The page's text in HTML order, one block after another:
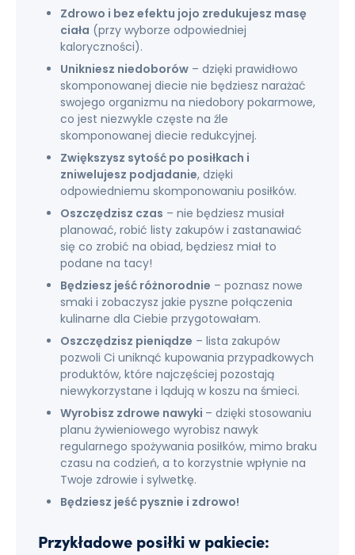
Zdrowo i bez efektu jojo zredukujesz masę
ciała (przy wyborze odpowiedniej
kaloryczności).
Unikniesz niedoborów – dzięki prawidłowo
skomponowanej diecie nie będziesz narażać
swojego organizmu na niedobory pokarmowe,
co jest niezwykle częste na źle
skomponowanej diecie redukcyjnej.
Zwiększysz sytość po posiłkach i
zniwelujesz podjadanie, dzięki
odpowiedniemu skomponowaniu posiłków.
Oszczędzisz czas – nie będziesz musiał
planować, robić listy zakupów i zastanawiać
się co zrobić na obiad, będziesz miał to
podane na tacy!
Będziesz jeść różnorodnie – poznasz nowe
smaki i zobaczysz jakie pyszne połączenia
kulinarne dla Ciebie przygotowałam.
Oszczędzisz pieniądze – lista zakupów
pozwoli Ci uniknąć kupowania przypadkowych
produktów, które najczęściej pozostają
niewykorzystane i lądują w koszu na śmieci.
Wyrobisz zdrowe nawyki – dzięki stosowaniu
planu żywieniowego wyrobisz nawyk
regularnego spożywania posiłków, mimo braku
czasu na codzień, a to korzystnie wpłynie na
Twoje zdrowie i sylwetkę.
Będziesz jeść pysznie i zdrowo!
Przykładowe posiłki w pakiecie: